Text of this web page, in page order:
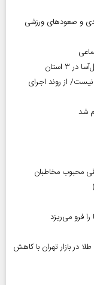
و صعودهای ورزشی
از روند اجرای
شد
محبوب مخاطبان
فرو می‌ریزد
۱۴۰۵ | افت قیمت طلا در بازار تهران با کاهش